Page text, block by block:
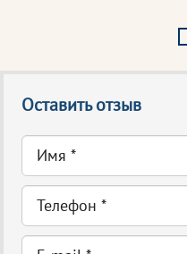
Оставить отзыв